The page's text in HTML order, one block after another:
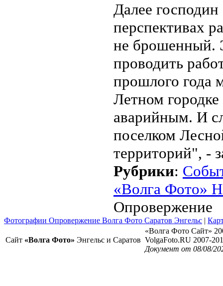
Далее
перспективах
не брошенный.
проводить
прошлого года
Летном
аварийным. И
поселком
территорий", -
Рубрики:
«Волга Фото»
Опровержение
Фотографии Опровержение Волга Фото Саратов Энгельс |
Сайт «Волга Фото» Энгельс и Саратов
«Волга Фото Сайт»
VolgaFoto.RU 2007-
Документ от 08/08/